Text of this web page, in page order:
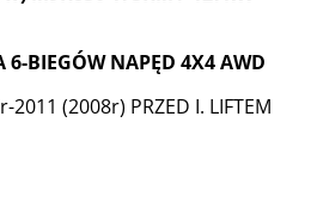
BIEGÓW NAPĘD 4X4 AWD
2011 (2008r) PRZED I. LIFTEM